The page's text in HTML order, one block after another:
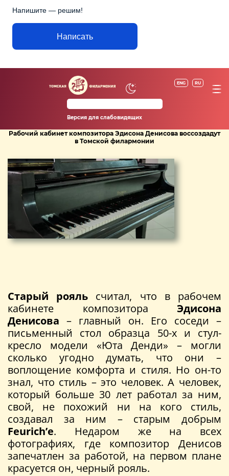
Напишите — решим!
Написать
ENG RU
Версия для слабовидящих
Рабочий кабинет композитора Эдисона Денисова воссоздадут
в Томской филармонии
Старый рояль считал, что в рабочем
кабинете композитора Эдисона
Денисова – главный он. Его соседи –
письменный стол образца 50-х и стул-
кресло модели «Юта Денди» – могли
сколько угодно думать, что они –
воплощение комфорта и стиля. Но он-то
знал, что стиль – это человек. А человек,
который больше 30 лет работал за ним,
свой, не похожий ни на кого стиль,
создавал за ним – старым добрым
Feurich’е. Недаром же на всех
фотографиях, где композитор Денисов
запечатлен за работой, на первом плане
красуется он, черный рояль.